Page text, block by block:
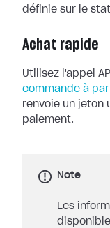
définie sur le
Achat rapide
Utilisez l'appel
commande à
renvoie un jeton
paiement.
Note
Les